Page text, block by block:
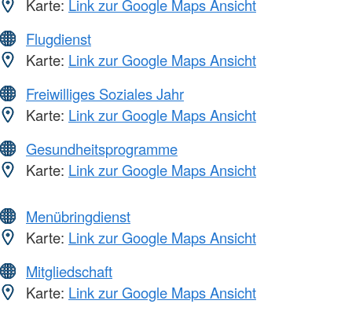
Karte: Link zur Google Maps Ansicht
Flugdienst
Karte: Link zur Google Maps Ansicht
Freiwilliges Soziales Jahr
Karte: Link zur Google Maps Ansicht
Gesundheitsprogramme
Karte: Link zur Google Maps Ansicht
Menübringdienst
Karte: Link zur Google Maps Ansicht
Mitgliedschaft
Karte: Link zur Google Maps Ansicht